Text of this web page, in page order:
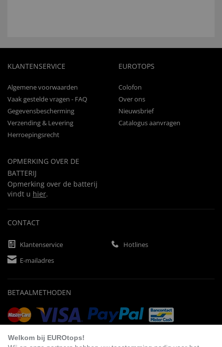
KLANTENSERVICE
Algemene voorwaarden
Vaak gestelde vragen - FAQ
Gegevensbescherming
Verzending & Levering
Herroepingsrecht
OPMERKING OVER DE
BATTERIJ
Opmerking over de batterij
vindt u hier.
EUROTOPS
Colofon
Over ons
Nieuwsbrief
Catalogus aanvragen
CONTACT
Klantenservice
Hotlines
E-mailadres
BETAALMETHODEN
Welkom bij EUROtops!